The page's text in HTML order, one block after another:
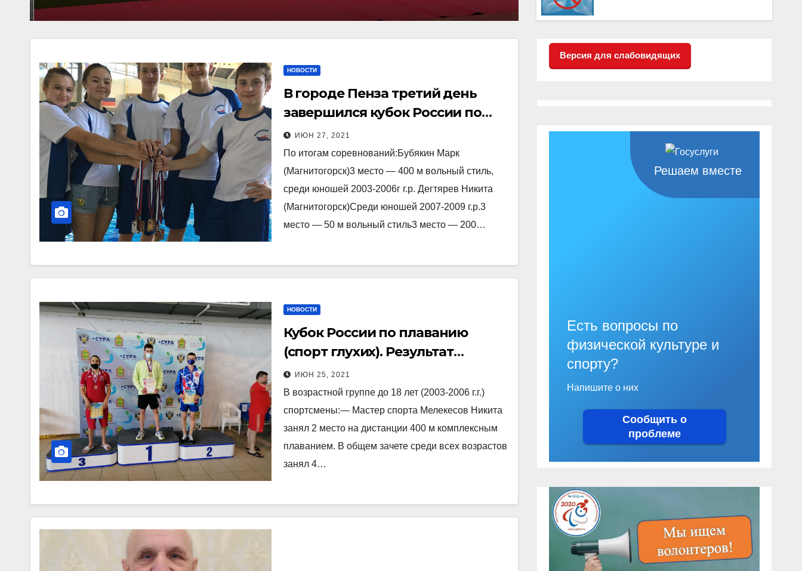
НОВОСТИ
В городе Пенза третий день
завершился кубок России по
плаванию (спорт глухих).
ИЮН 27, 2021
По итогам соревнований:Бубякин Марк
(Магнитогорск)3 место — 400 м вольный стиль,
среди юношей 2003-2006г г.р. Дегтярев Никита
(Магнитогорск)Среди юношей 2007-2009 г.р.3
место — 50 м вольный стиль3 место — 200…
НОВОСТИ
Кубок России по плаванию
(спорт глухих). Результат
второго дня, на
продолжающемся во Дворце
водного спорта «Сура» в Пензе
кубке России по спорту глухих
(плавание).
ИЮН 25, 2021
В возрастной группе до 18 лет (2003-2006 г.г.)
спортсмены:— Мастер спорта Мелекесов Никита
занял 2 место на дистанции 400 м комплексным
плаванием. В общем зачете среди всех возрастов
занял 4…
Версия для слабовидящих
Решаем вместе
Есть вопросы по
физической культуре и
спорту?
Напишите о них
Сообщить о
проблеме